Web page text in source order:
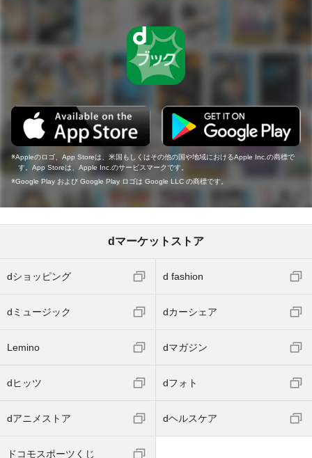
Appleのロゴ、App Storeは、米国もしくはその他の国や地域におけるApple Inc.の商標で
す。App Storeは、Apple Inc.のサービスマークです。
Google Play および Google Play ロゴは Google LLC の商標です。
dマーケットストア
dショッピング d fashion
dミュージック dカーシェア
Lemino dマガジン
dヒッツ dフォト
dアニメストア dヘルスケア
ドコモスポーツくじ